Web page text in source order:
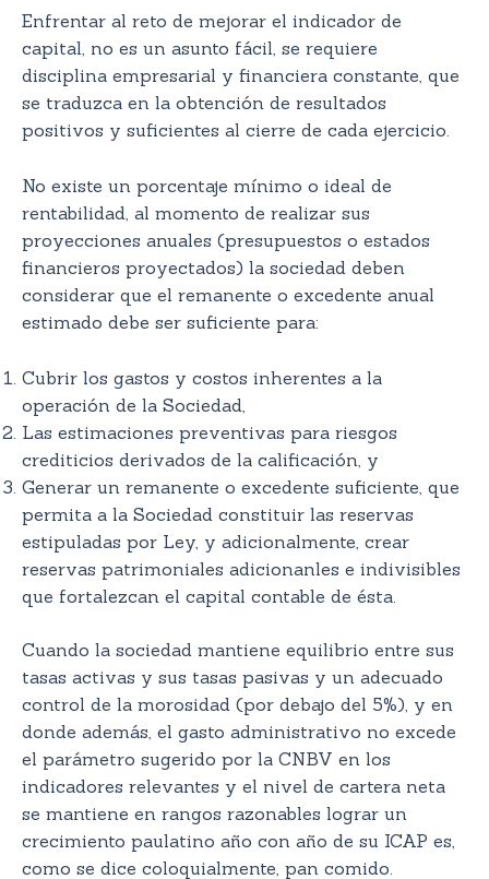
Enfrentar al reto de mejorar el indicador de
capital, no es un asunto fácil, se requiere
disciplina empresarial y financiera constante, que
se traduzca en la obtención de resultados
positivos y suficientes al cierre de cada ejercicio.
No existe un porcentaje mínimo o ideal de
rentabilidad, al momento de realizar sus
proyecciones anuales (presupuestos o estados
financieros proyectados) la sociedad deben
considerar que el remanente o excedente anual
estimado debe ser suficiente para:
Cubrir los gastos y costos inherentes a la
operación de la Sociedad,
Las estimaciones preventivas para riesgos
crediticios derivados de la calificación, y
Generar un remanente o excedente suficiente, que
permita a la Sociedad constituir las reservas
estipuladas por Ley, y adicionalmente, crear
reservas patrimoniales adicionanles e indivisibles
que fortalezcan el capital contable de ésta.
Cuando la sociedad mantiene equilibrio entre sus
tasas activas y sus tasas pasivas y un adecuado
control de la morosidad (por debajo del 5%), y en
donde además, el gasto administrativo no excede
el parámetro sugerido por la CNBV en los
indicadores relevantes y el nivel de cartera neta
se mantiene en rangos razonables lograr un
crecimiento paulatino año con año de su ICAP es,
como se dice coloquialmente, pan comido.